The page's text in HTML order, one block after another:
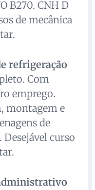
B270. CNH D
de mecânica
refrigeração
Com
emprego.
montagem e
de
curso